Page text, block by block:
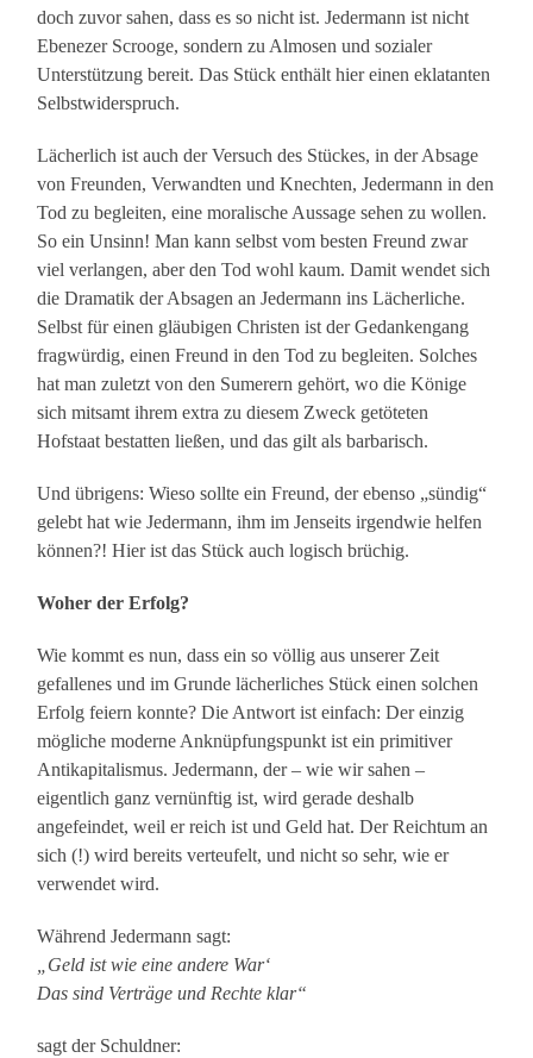
doch zuvor sahen, dass es so nicht ist. Jedermann ist nicht
Ebenezer Scrooge, sondern zu Almosen und sozialer
Unterstützung bereit. Das Stück enthält hier einen eklatanten
Selbstwiderspruch.
Lächerlich ist auch der Versuch des Stückes, in der Absage
von Freunden, Verwandten und Knechten, Jedermann in den
Tod zu begleiten, eine moralische Aussage sehen zu wollen.
So ein Unsinn! Man kann selbst vom besten Freund zwar
viel verlangen, aber den Tod wohl kaum. Damit wendet sich
die Dramatik der Absagen an Jedermann ins Lächerliche.
Selbst für einen gläubigen Christen ist der Gedankengang
fragwürdig, einen Freund in den Tod zu begleiten. Solches
hat man zuletzt von den Sumerern gehört, wo die Könige
sich mitsamt ihrem extra zu diesem Zweck getöteten
Hofstaat bestatten ließen, und das gilt als barbarisch.
Und übrigens: Wieso sollte ein Freund, der ebenso „sündig“
gelebt hat wie Jedermann, ihm im Jenseits irgendwie helfen
können?! Hier ist das Stück auch logisch brüchig.
Woher der Erfolg?
Wie kommt es nun, dass ein so völlig aus unserer Zeit
gefallenes und im Grunde lächerliches Stück einen solchen
Erfolg feiern konnte? Die Antwort ist einfach: Der einzig
mögliche moderne Anknüpfungspunkt ist ein primitiver
Antikapitalismus. Jedermann, der – wie wir sahen –
eigentlich ganz vernünftig ist, wird gerade deshalb
angefeindet, weil er reich ist und Geld hat. Der Reichtum an
sich (!) wird bereits verteufelt, und nicht so sehr, wie er
verwendet wird.
Während Jedermann sagt:
„Geld ist wie eine andere War‘
Das sind Verträge und Rechte klar“
sagt der Schuldner: